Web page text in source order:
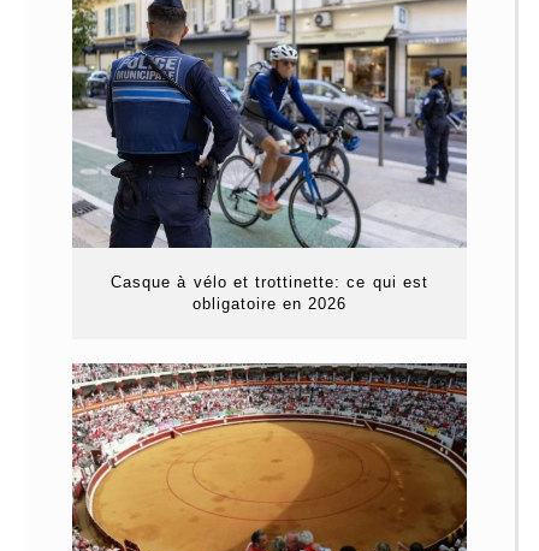
Casque à vélo et trottinette: ce qui est
obligatoire en 2026